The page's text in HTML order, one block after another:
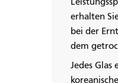
erhalten
bei der
dem
Jedes